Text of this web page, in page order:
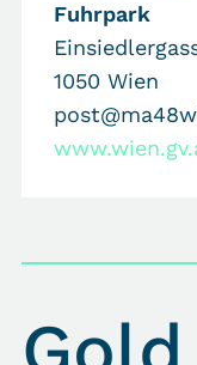
Fuhrpark
1050 Wien